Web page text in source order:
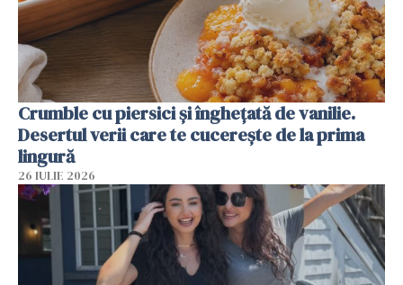
Crumble cu piersici și înghețată de vanilie.
Desertul verii care te cucerește de la prima
lingură
26 IULIE 2026